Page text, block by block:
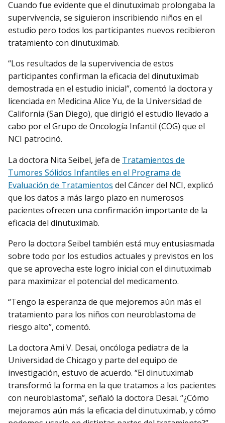
Cuando fue evidente que el dinutuximab prolongaba la
supervivencia, se siguieron inscribiendo niños en el
estudio pero todos los participantes nuevos recibieron
tratamiento con dinutuximab.
“Los resultados de la supervivencia de estos
participantes confirman la eficacia del dinutuximab
demostrada en el estudio inicial”, comentó la doctora y
licenciada en Medicina Alice Yu, de la Universidad de
California (San Diego), que dirigió el estudio llevado a
cabo por el Grupo de Oncología Infantil (COG) que el
NCI patrocinó.
La doctora Nita Seibel, jefa de Tratamientos de
Tumores Sólidos Infantiles en el Programa de
Evaluación de Tratamientos del Cáncer del NCI, explicó
que los datos a más largo plazo en numerosos
pacientes ofrecen una confirmación importante de la
eficacia del dinutuximab.
Pero la doctora Seibel también está muy entusiasmada
sobre todo por los estudios actuales y previstos en los
que se aprovecha este logro inicial con el dinutuximab
para maximizar el potencial del medicamento.
“Tengo la esperanza de que mejoremos aún más el
tratamiento para los niños con neuroblastoma de
riesgo alto”, comentó.
La doctora Ami V. Desai, oncóloga pediatra de la
Universidad de Chicago y parte del equipo de
investigación, estuvo de acuerdo. “El dinutuximab
transformó la forma en la que tratamos a los pacientes
con neuroblastoma”, señaló la doctora Desai. “¿Cómo
mejoramos aún más la eficacia del dinutuximab, y cómo